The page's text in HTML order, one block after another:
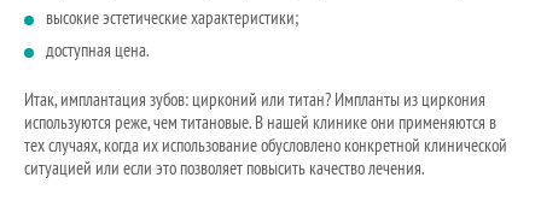
высокие эстетические характеристики;
доступная цена.
Итак, имплантация зубов: цирконий или титан? Импланты из циркония
используются реже, чем титановые. В нашей клинике они применяются в
тех случаях, когда их использование обусловлено конкретной клинической
ситуацией или если это позволяет повысить качество лечения.